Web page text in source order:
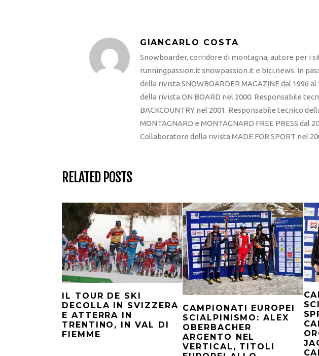
GIANCARLO COSTA
Snowboarder, corridore di montagna, autore per i
runningpassion.it snowpassion.it e bici.news. In
della rivista SNOWBOARDER MAGAZINE dal 1996
della rivista ON BOARD nel 2000. Responsabile
BACKCOUNTRY nel 2001. Responsabile tecnico
MONTAGNARD e MONTAGNARD FREE PRESS dal
Collaboratore della rivista MADE FOR SPORT nel
RELATED POSTS
IL TOUR DE SKI
DECOLLA IN SVIZZERA
E ATTERRA IN
TRENTINO, IN VAL DI
FIEMME
CAMPIONATI EUROPEI
SCIALPINISMO: ALEX
OBERBACHER
ARGENTO NEL
VERTICAL, TITOLI